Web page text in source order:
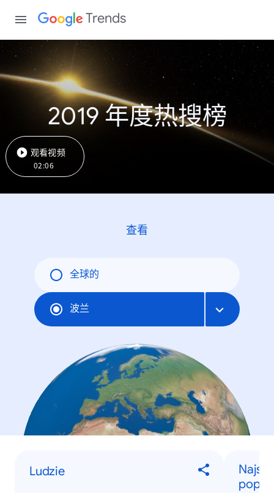
Trends
2019 年度热搜榜
观看视频
02:06
查看
全球的
波兰
Ludzie